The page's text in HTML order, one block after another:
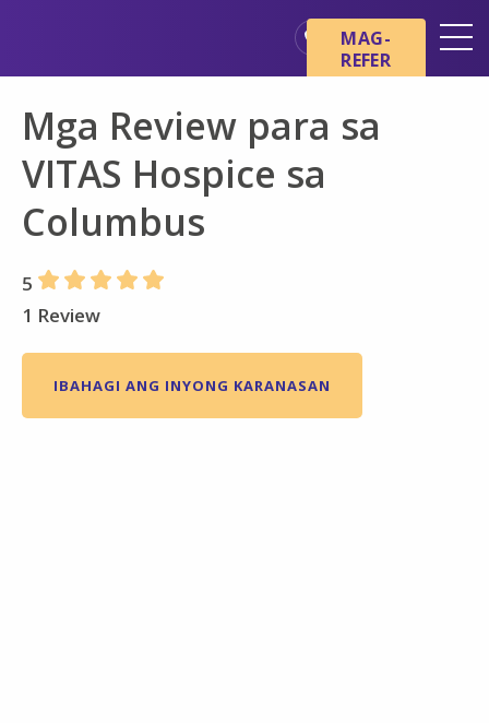
Mga Pangunahing Kaalaman
tungkol sa Hospice
Ang aming mga Serbisyo
Healthcare Professionals
Pamilya at Mga Tagapag-
MAG-
REFER
Mga Review para sa
VITAS Hospice sa
Columbus
5
1 Review
IBAHAGI ANG INYONG KARANASAN